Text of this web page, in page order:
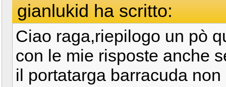
gianlukid ha scritto:
Ciao raga,riepilogo un pò
con le mie risposte anche
il portatarga barracuda